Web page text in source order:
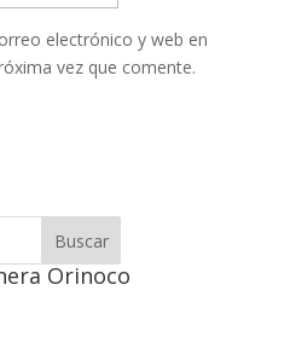
electrónico y web en
vez que comente.
Orinoco